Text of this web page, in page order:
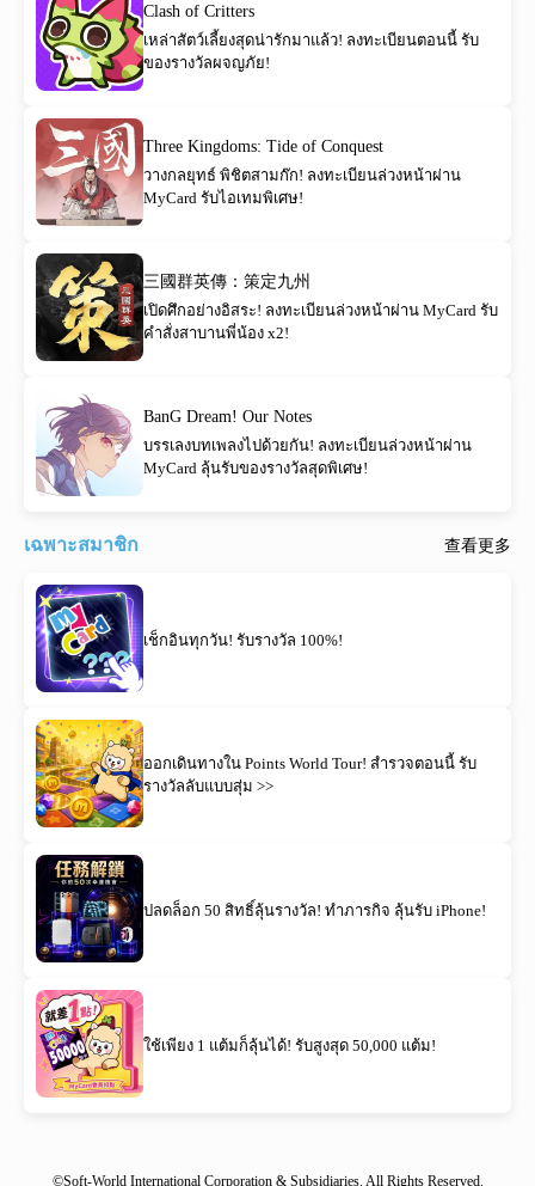
Clash of Critters
เหล่าสัตว์เลี้ยงสุดน่ารักมาแล้ว! ลงทะเบียนตอนนี้ รับ
ของรางวัลผจญภัย!
Three Kingdoms: Tide of Conquest
วางกลยุทธ์ พิชิตสามก๊ก! ลงทะเบียนล่วงหน้าผ่าน
MyCard รับไอเทมพิเศษ!
三國群英傳：策定九州
เปิดศึกอย่างอิสระ! ลงทะเบียนล่วงหน้าผ่าน MyCard รับ
คำสั่งสาบานพี่น้อง x2!
BanG Dream! Our Notes
บรรเลงบทเพลงไปด้วยกัน! ลงทะเบียนล่วงหน้าผ่าน
MyCard ลุ้นรับของรางวัลสุดพิเศษ!
เฉพาะสมาชิก 查看更多
เช็กอินทุกวัน! รับรางวัล 100%!
ออกเดินทางใน Points World Tour! สำรวจตอนนี้ รับ
รางวัลลับแบบสุ่ม >>
ปลดล็อก 50 สิทธิ์ลุ้นรางวัล! ทำภารกิจ ลุ้นรับ iPhone!
ใช้เพียง 1 แต้มก็ลุ้นได้! รับสูงสุด 50,000 แต้ม!
©Soft-World International Corporation & Subsidiaries. All Rights Reserved.